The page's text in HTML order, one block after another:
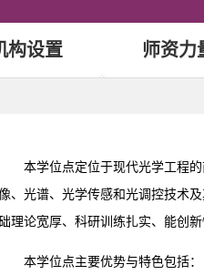
构设置 师资力
本学位点定位于现代光学工程
、光谱、光学传感和光调控技术
理论宽厚、科研训练扎实、能创
本学位点主要优势与特色包括：